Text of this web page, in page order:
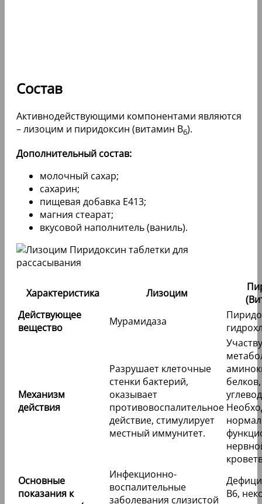
Состав
Активнодействующими компонентами являются
– лизоцим и пиридоксин (витамин B6).
Дополнительный состав:
молочный сахар;
сахарин;
пищевая добавка E413;
магния стеарат;
вкусовой наполнитель (ваниль).
Характеристика Лизоцим
Действующее
вещество
Мурамидаза
Механизм
действия
Разрушает клеточные
стенки бактерий,
оказывает
противовоспалительное
действие, стимулирует
местный иммунитет.
Основные
показания к
Инфекционно-
воспалительные
заболевания слизистой
B6,